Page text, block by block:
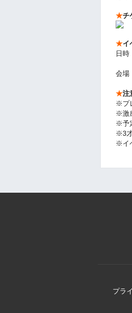
★チ
★イ
日時
開
会場
★注
※プ
※激
※予
※3
※イ
プラ